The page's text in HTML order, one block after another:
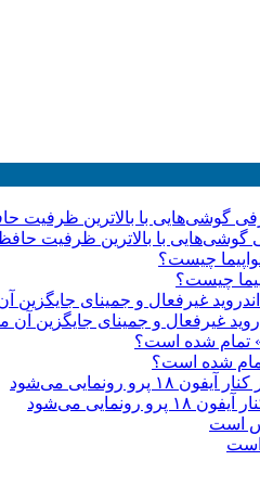
چیست؟
غیرفعال و جمینای جایگزین
تمام شده است؟
می‌شود
است